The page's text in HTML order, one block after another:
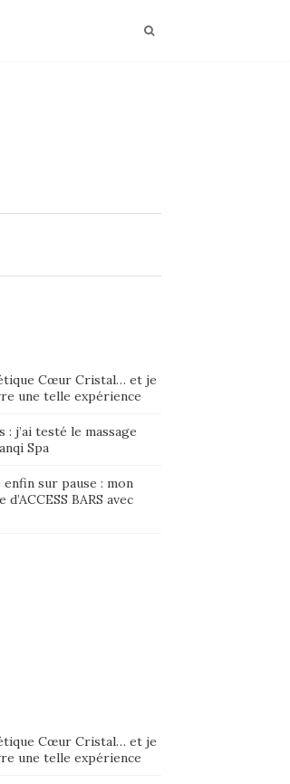
Cœur Cristal… et je
une telle expérience
j’ai testé le massage
Spa
sur pause : mon
BARS avec
Cœur Cristal… et je
une telle expérience